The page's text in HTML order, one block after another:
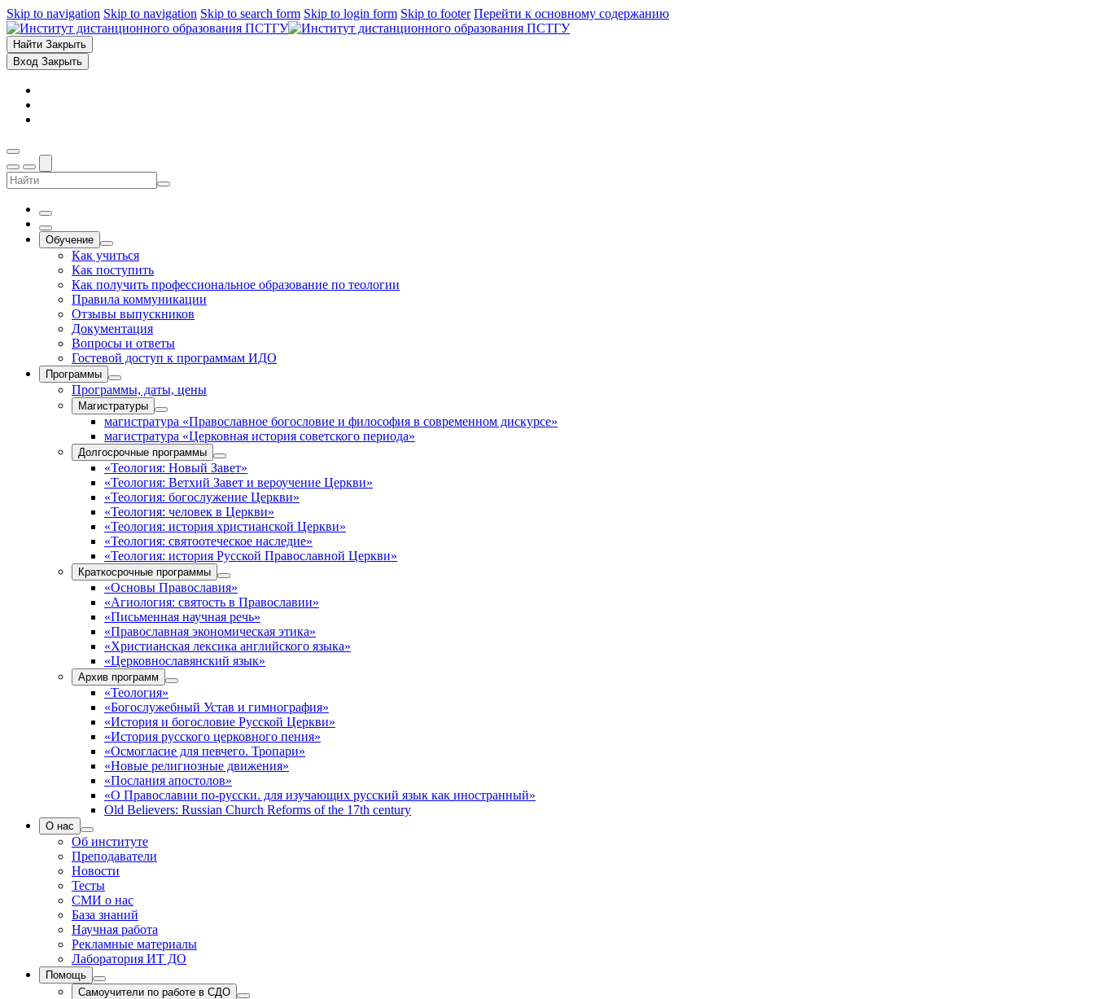
Skip to navigation Skip to navigation Skip to search form Skip to login form Skip to footer Перейти к основному содержанию
Найти Закрыть
Вход Закрыть
Обучение
Как учиться
Как поступить
Как получить профессиональное образование по теологии
Правила коммуникации
Отзывы выпускников
Документация
Вопросы и ответы
Гостевой доступ к программам ИДО
Программы
Программы, даты, цены
Магистратуры
магистратура «Православное богословие и философия в современном дискурсе»
магистратура «Церковная история советского периода»
Долгосрочные программы
«Теология: Новый Завет»
«Теология: Ветхий Завет и вероучение Церкви»
«Теология: богослужение Церкви»
«Теология: человек в Церкви»
«Теология: история христианской Церкви»
«Теология: святоотеческое наследие»
«Теология: история Русской Православной Церкви»
Краткосрочные программы
«Основы Православия»
«Агиология: святость в Православии»
«Письменная научная речь»
«Православная экономическая этика»
«Христианская лексика английского языка»
«Церковнославянский язык»
Архив программ
«Теология»
«Богослужебный Устав и гимнография»
«История и богословие Русской Церкви»
«История русского церковного пения»
«Осмогласие для певчего. Тропари»
«Новые религиозные движения»
«Послания апостолов»
«О Православии по-русски. для изучающих русский язык как иностранный»
Old Believers: Russian Church Reforms of the 17th century
О нас
Об институте
Преподаватели
Новости
Тесты
СМИ о нас
База знаний
Научная работа
Рекламные материалы
Лаборатория ИТ ДО
Помощь
Самоучители по работе в СДО